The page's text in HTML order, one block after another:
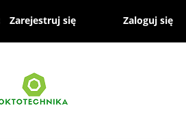
Zarejestruj się Zaloguj się